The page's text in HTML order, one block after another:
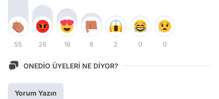
55 26 18 8 2 0 0
ONEDİO ÜYELERİ NE DİYOR?
Yorum Yazın